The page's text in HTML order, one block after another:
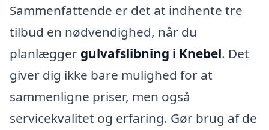
Sammenfattende er det at indhente tre
tilbud en nødvendighed, når du
planlægger gulvafslibning i Knebel. Det
giver dig ikke bare mulighed for at
sammenligne priser, men også
servicekvalitet og erfaring. Gør brug af de